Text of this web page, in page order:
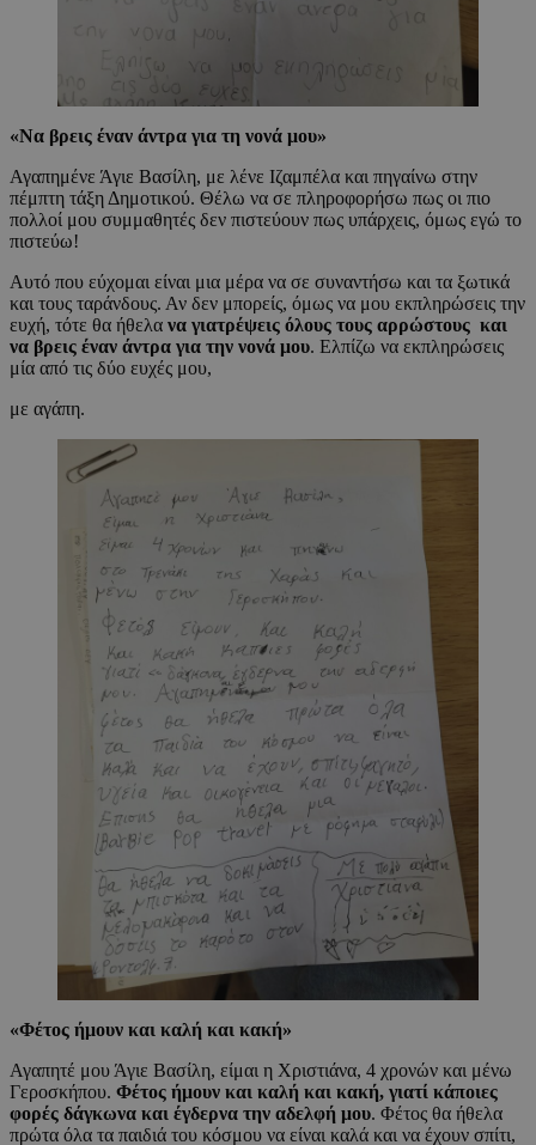
«Να βρεις έναν άντρα για τη νονά μου»
Αγαπημένε Άγιε Βασίλη, με λένε Ιζαμπέλα και πηγαίνω στην
πέμπτη τάξη Δημοτικού. Θέλω να σε πληροφορήσω πως οι πιο
πολλοί μου συμμαθητές δεν πιστεύουν πως υπάρχεις, όμως εγώ το
πιστεύω!
Αυτό που εύχομαι είναι μια μέρα να σε συναντήσω και τα ξωτικά
και τους ταράνδους. Αν δεν μπορείς, όμως να μου εκπληρώσεις την
ευχή, τότε θα ήθελα να γιατρέψεις όλους τους αρρώστους και
να βρεις έναν άντρα για την νονά μου. Ελπίζω να εκπληρώσεις
μία από τις δύο ευχές μου,
με αγάπη.
«Φέτος ήμουν και καλή και κακή»
Αγαπητέ μου Άγιε Βασίλη, είμαι η Χριστιάνα, 4 χρονών και μένω
Γεροσκήπου. Φέτος ήμουν και καλή και κακή, γιατί κάποιες
φορές δάγκωνα και έγδερνα την αδελφή μου. Φέτος θα ήθελα
πρώτα όλα τα παιδιά του κόσμου να είναι καλά και να έχουν σπίτι,